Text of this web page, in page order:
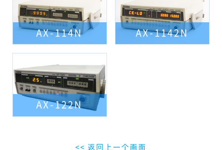
AX-114N AX-1142N
AX-122N
<< 返回上一个画面